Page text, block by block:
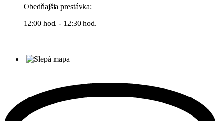
Obedňajšia prestávka:
12:00 hod. - 12:30 hod.